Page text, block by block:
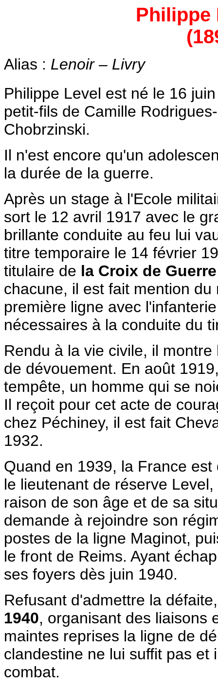
Philippe
Alias : Lenoir – Livry
Philippe Level est né le 16
petit-fils de Camille
Chobrzinski.
Il n'est encore qu'un
la durée de la guerre.
Après un stage à l'Ecole
sort le 12 avril 1917 avec le
brillante conduite au feu lui
titre temporaire le 14 février
titulaire de la Croix de
chacune, il est fait mention
première ligne avec
nécessaires à la conduite du
Rendu à la vie civile, il
de dévouement. En août
tempête, un homme qui se
Il reçoit pour cet acte de
chez Péchiney, il est fait
1932.
Quand en 1939, la France
le lieutenant de réserve
raison de son âge et de sa
demande à rejoindre son
postes de la ligne Maginot,
le front de Reims. Ayant
ses foyers dès juin 1940.
Refusant d'admettre la
1940, organisant des liaisons
maintes reprises la ligne de
clandestine ne lui suffit pas
combat.